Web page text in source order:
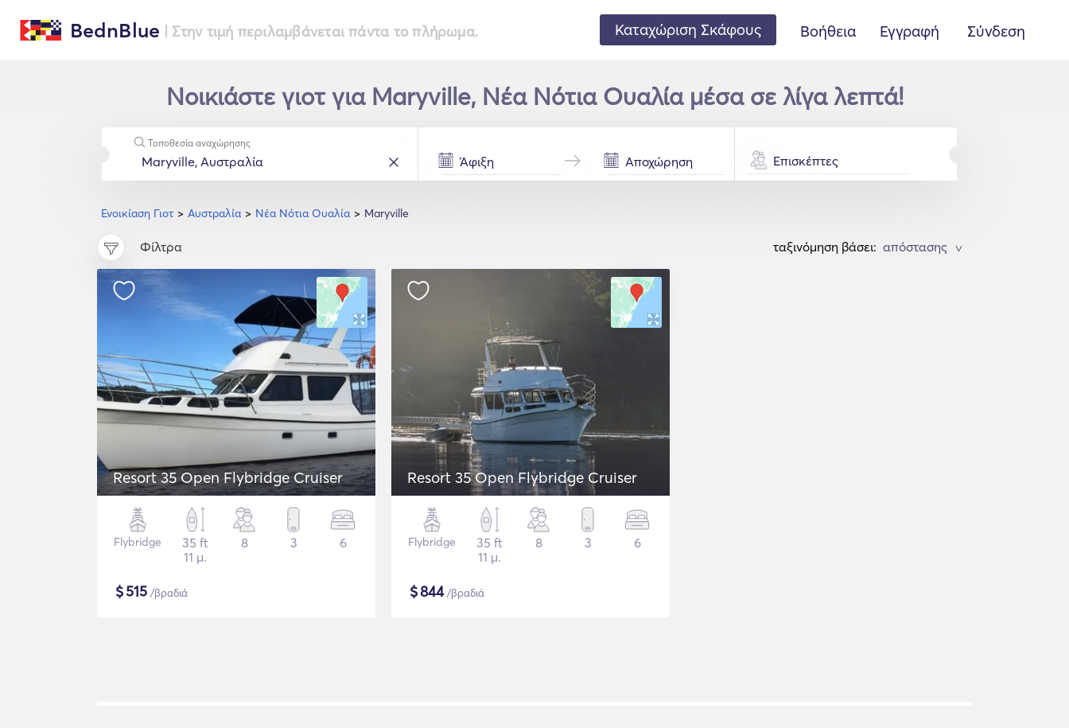
BednBlue | Στην τιμή περιλαμβάνεται πάντα το πλήρωμα. Καταχώριση Σκάφους Βοήθεια Εγγραφή Σύνδεση
Νοικιάστε γιοτ για Maryville, Νέα Νότια Ουαλία μέσα σε λίγα λεπτά!
Ενοικίαση Γιοτ Αυστραλία Νέα Νότια Ουαλία Maryville
Τοποθεσία αναχώρησης
Επισκέπτες
Φίλτρα ταξινόμηση βάσει: >
Resort 35 Open Flybridge Cruiser
Flybridge
35 ft
11 μ.
8 3 6
$515 /βραδιά
Resort 35 Open Flybridge Cruiser
Flybridge
35 ft
11 μ.
8 3 6
$844/βραδιά